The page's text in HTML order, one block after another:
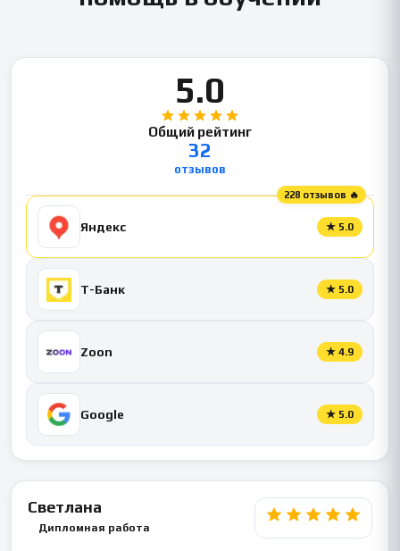
5.0
Общий рейтинг
32
отзывов
228 отзывов 🔥
Яндекс ★ 5.0
Т-Банк ★ 5.0
Zoon ★ 4.9
Google ★ 5.0
Светлана
Дипломная работа